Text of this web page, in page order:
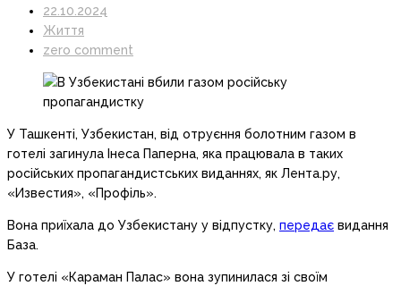
22.10.2024
Життя
zero comment
У Ташкенті, Узбекистан, від отруєння болотним газом в
готелі загинула Інеса Паперна, яка працювала в таких
російських пропагандистських виданнях, як Лента.ру,
«Известия», «Профіль».
Вона приїхала до Узбекистану у відпустку, передає видання
База.
У готелі «Караман Палас» вона зупинилася зі своїм